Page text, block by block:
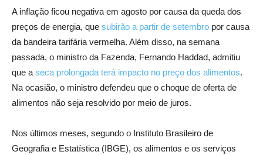
A inflação ficou negativa em agosto por causa da queda dos
preços de energia, que subirão a partir de setembro por causa
da bandeira tarifária vermelha. Além disso, na semana
passada, o ministro da Fazenda, Fernando Haddad, admitiu
que a seca prolongada terá impacto no preço dos alimentos.
Na ocasião, o ministro defendeu que o choque de oferta de
alimentos não seja resolvido por meio de juros.
Nos últimos meses, segundo o Instituto Brasileiro de
Geografia e Estatística (IBGE), os alimentos e os serviços